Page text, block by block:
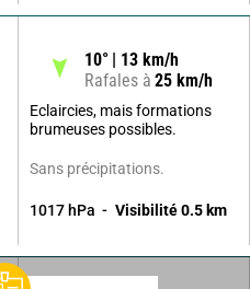
10° 13 km/h
Rafales à 25 km/h
Eclaircies, mais formations
brumeuses possibles.
Sans précipitations.
1017 hPa Visibilité 0.5 km